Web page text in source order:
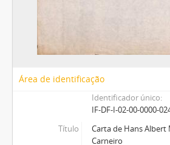
Área de identificação
Identificador único
IF-DF-I-02-00-0000-
Título
Carta de Hans Albert
Carneiro